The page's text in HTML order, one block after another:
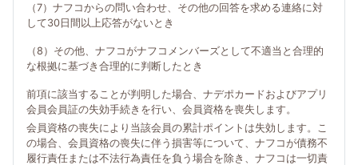
（7）ナフコからの問い合わせ、その他の回答を求める連絡に対
して30日間以上応答がないとき
（8）その他、ナフコがナフコメンバーズとして不適当と合理的
な根拠に基づき合理的に判断したとき
前項に該当することが判明した場合、ナデポカードおよびアプリ
会員会員証の失効手続きを行い、会員資格を喪失します。
会員資格の喪失により当該会員の累計ポイントは失効します。こ
の場合、会員資格の喪失に伴う損害等について、ナフコが債務不
履行責任または不法行為責任を負う場合を除き、ナフコは一切責